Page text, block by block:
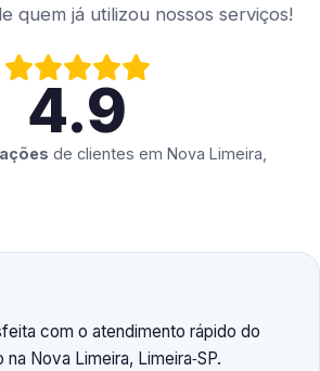
quem já utilizou nossos serviços!
4.9
de clientes em Nova Limeira,
com o atendimento rápido do
Nova Limeira, Limeira‑SP.